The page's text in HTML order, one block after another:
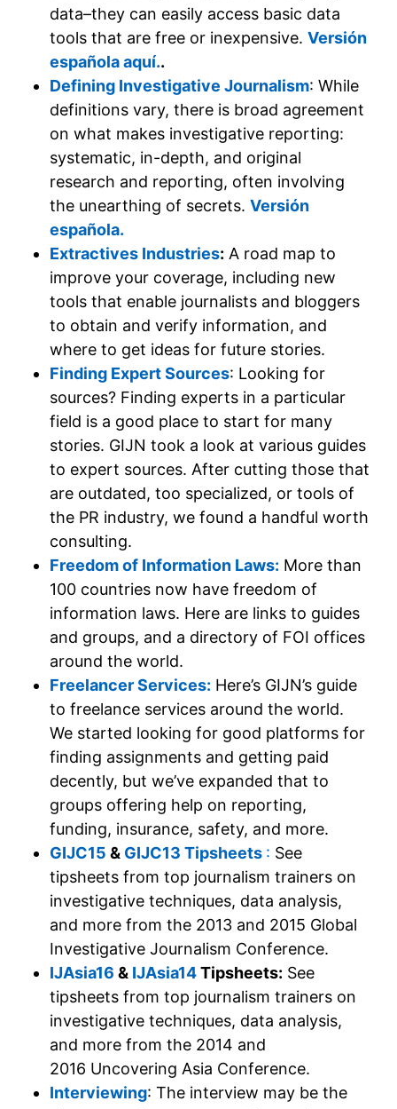
data–they can easily access basic data
tools that are free or inexpensive. Versión
española aquí..
Defining Investigative Journalism: While
definitions vary, there is broad agreement
on what makes investigative reporting:
systematic, in-depth, and original
research and reporting, often involving
the unearthing of secrets. Versión
española.
Extractives Industries: A road map to
improve your coverage, including new
tools that enable journalists and bloggers
to obtain and verify information, and
where to get ideas for future stories.
Finding Expert Sources: Looking for
sources? Finding experts in a particular
field is a good place to start for many
stories. GIJN took a look at various guides
to expert sources. After cutting those that
are outdated, too specialized, or tools of
the PR industry, we found a handful worth
consulting.
Freedom of Information Laws: More than
100 countries now have freedom of
information laws. Here are links to guides
and groups, and a directory of FOI offices
around the world.
Freelancer Services: Here’s GIJN’s guide
to freelance services around the world.
We started looking for good platforms for
finding assignments and getting paid
decently, but we’ve expanded that to
groups offering help on reporting,
funding, insurance, safety, and more.
GIJC15 & GIJC13 Tipsheets : See
tipsheets from top journalism trainers on
investigative techniques, data analysis,
and more from the 2013 and 2015 Global
Investigative Journalism Conference.
IJAsia16 & IJAsia14Tipsheets: See
tipsheets from top journalism trainers on
investigative techniques, data analysis,
and more from the 2014 and
2016 Uncovering Asia Conference.
Interviewing: The interview may be the